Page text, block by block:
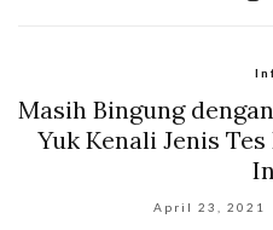
Masih Bingung
Yuk Kenali Jenis
April 23, 2021